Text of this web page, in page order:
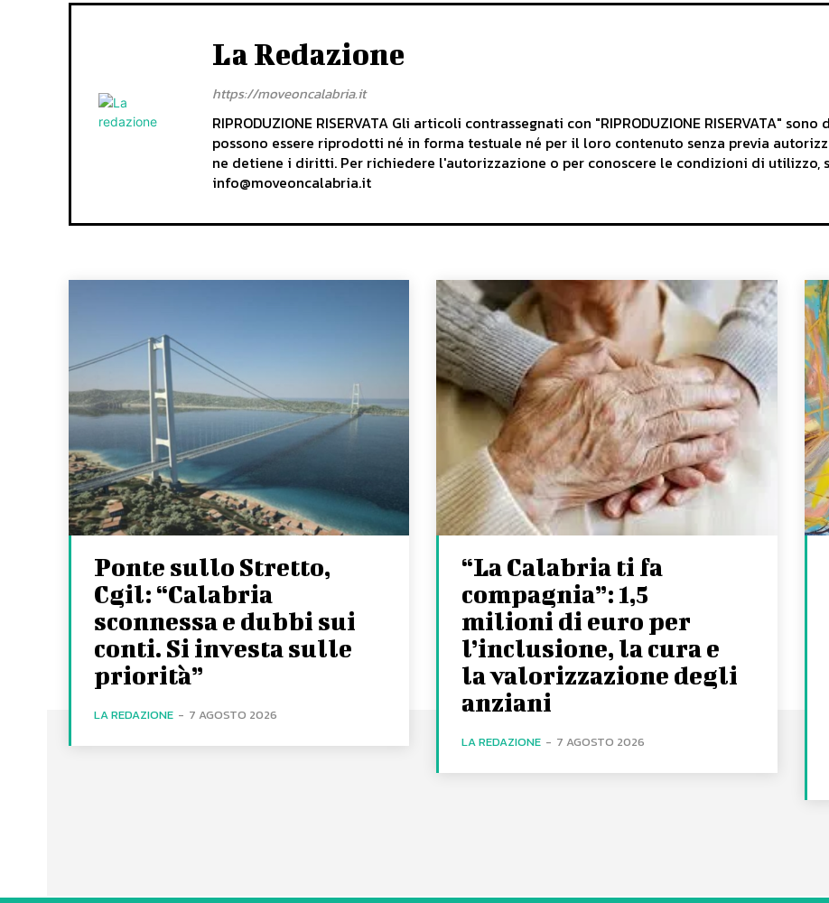
La Redazione
https://moveoncalabria.it
RIPRODUZIONE RISERVATA Gli articoli contrassegnati con "RIPRODUZIONE RISERVATA"
possono essere riprodotti né in forma testuale né per il loro contenuto senza previa
ne detiene i diritti. Per richiedere l'autorizzazione o per conoscere le condizioni di
info@moveoncalabria.it
Ponte sullo Stretto,
Cgil: “Calabria
sconnessa e dubbi sui
conti. Si investa sulle
priorità”
LA REDAZIONE - 7 AGOSTO 2026
“La Calabria ti fa
compagnia”: 1,5
milioni di euro per
l’inclusione, la cura e
la valorizzazione degli
anziani
LA REDAZIONE - 7 AGOSTO 2026